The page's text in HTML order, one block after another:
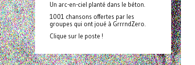
Un arc-en-ciel planté dans le béton.
1001 chansons offertes par les
groupes qui ont joué à GrrrndZero.
Clique sur le poste !